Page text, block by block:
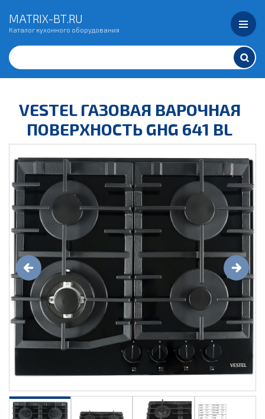
MATRIX-BT.RU
Каталог кухонного оборудования
VESTEL ГАЗОВАЯ ВАРОЧНАЯ
ПОВЕРХНОСТЬ GHG 641 BL